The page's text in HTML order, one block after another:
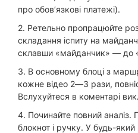
про обов’язкові платежі).
2. Ретельно пропрацюйте
складання іспиту на
склавши «майданчик» — до
3. В основному блоці з
кожне відео 2—3 рази,
Вслухуйтеся в коментарі
4. Починайте повний аналіз.
блокнот і ручку. У будь-